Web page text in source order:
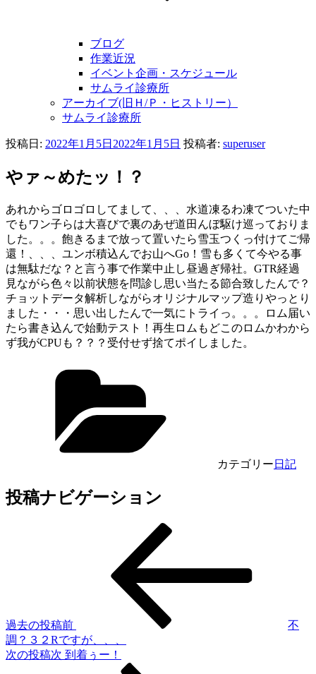
ブログ
作業近況
イベント企画・スケジュール
サムライ診療所
アーカイブ(旧Ｈ/Ｐ・ヒストリー）
サムライ診療所
投稿日: 2022年1月5日 2022年1月5日 投稿者: superuser
やァ～めたッ！？
あれからゴロゴロしてまして、、、水道凍るわ凍てついた中
でもワン子らは大喜びで裏のあぜ道田んぼ駆け巡っておりま
した。。。飽きるまで放って置いたら雪玉つくっ付けてご帰
還！、、、ユンボ積込んでお山へGo！雪も多くて今やる事
は無駄だな？と言う事で作業中止し昼過ぎ帰社。GTR経過
見ながら色々以前状態を問診し思い当たる節合致したんで？
チョットデータ解析しながらオリジナルマップ造りやっとり
ました・・・思い出したんで一気にトライっ。。。ロム届い
たら書き込んで始動テスト！再生ロムもどこのロムかわから
ず我がCPUも？？？受付せず捨てポイしました。
カテゴリー 日記
投稿ナビゲーション
過去の投稿前
不
調？３２Rですが、、、
次の投稿次 到着ぅー！